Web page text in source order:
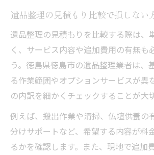
遺品整理の見積もり比較で損しない
遺品整理の見積もりを比較する際は、
く、サービス内容や追加費用の有無も
う。徳島県徳島市の遺品整理業者は、
る作業範囲やオプションサービスが異
の内訳を細かくチェックすることが大
例えば、搬出作業や清掃、仏壇供養の
分けサポートなど、希望する内容が料
るかを確認します。また、現地で追加